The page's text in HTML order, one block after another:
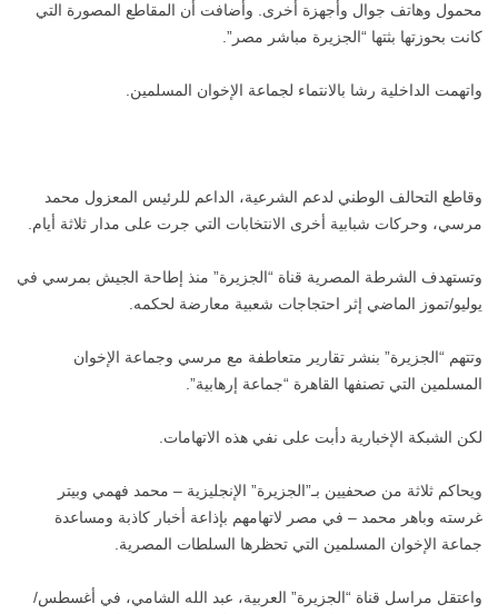
محمول وهاتف جوال وأجهزة أخرى. وأضافت أن المقاطع المصورة التي
كانت بحوزتها بثتها “الجزيرة مباشر مصر”.
واتهمت الداخلية رشا بالانتماء لجماعة الإخوان المسلمين.
وقاطع التحالف الوطني لدعم الشرعية، الداعم للرئيس المعزول محمد
مرسي، وحركات شبابية أخرى الانتخابات التي جرت على مدار ثلاثة أيام.
وتستهدف الشرطة المصرية قناة “الجزيرة” منذ إطاحة الجيش بمرسي في
يوليو/تموز الماضي إثر احتجاجات شعبية معارضة لحكمه.
وتتهم “الجزيرة” بنشر تقارير متعاطفة مع مرسي وجماعة الإخوان
المسلمين التي تصنفها القاهرة “جماعة إرهابية”.
لكن الشبكة الإخبارية دأبت على نفي هذه الاتهامات.
ويحاكم ثلاثة من صحفيين بـ”الجزيرة” الإنجليزية – محمد فهمي وبيتر
غرسته وباهر محمد – في مصر لاتهامهم بإذاعة أخبار كاذبة ومساعدة
جماعة الإخوان المسلمين التي تحظرها السلطات المصرية.
واعتقل مراسل قناة “الجزيرة” العربية، عبد الله الشامي، في أغسطس/